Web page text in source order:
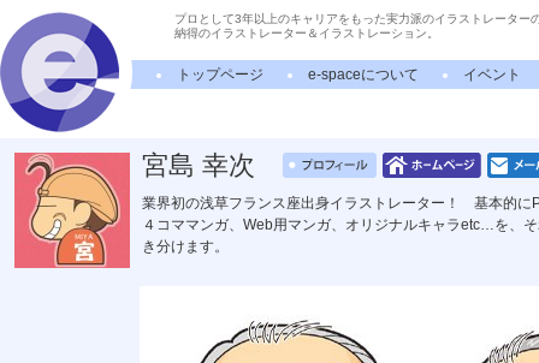
プロとして3年以上のキャリアをもった実力派のイラストレーター
納得のイラストレーター＆イラストレーション。
トップページ e-spaceについて イベント
宮島 幸次
業界初の浅草フランス座出身イラストレーター！ 基本的に
４コママンガ、Web用マンガ、オリジナルキャラetc…を、
き分けます。